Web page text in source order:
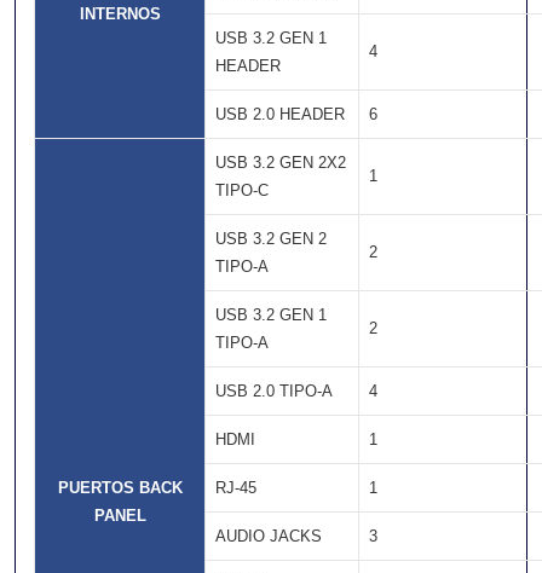
INTERNOS
USB 3.2 GEN 1
HEADER
4
USB 2.0 HEADER 6
PUERTOS BACK
PANEL
USB 3.2 GEN 2X2
TIPO-C
1
USB 3.2 GEN 2
TIPO-A
2
USB 3.2 GEN 1
TIPO-A
2
USB 2.0 TIPO-A 4
HDMI 1
RJ-45 1
AUDIO JACKS 3